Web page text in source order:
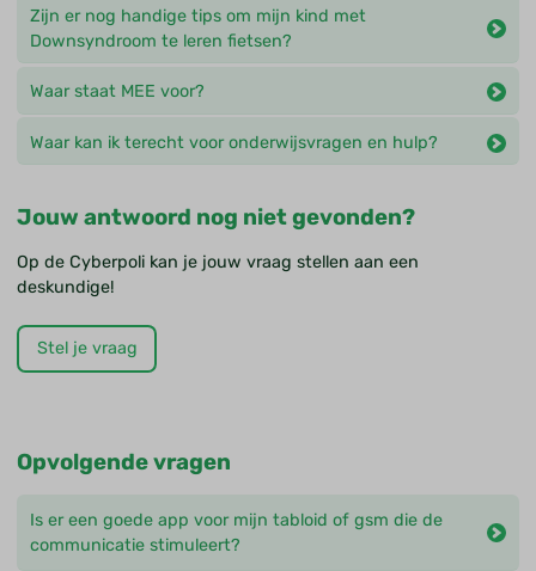
Zijn er nog handige tips om mijn kind met
Downsyndroom te leren fietsen?
Waar staat MEE voor?
Waar kan ik terecht voor onderwijsvragen en hulp?
Jouw antwoord nog niet gevonden?
Op de Cyberpoli kan je jouw vraag stellen aan een
deskundige!
Stel je vraag
Opvolgende vragen
Is er een goede app voor mijn tabloid of gsm die de
communicatie stimuleert?